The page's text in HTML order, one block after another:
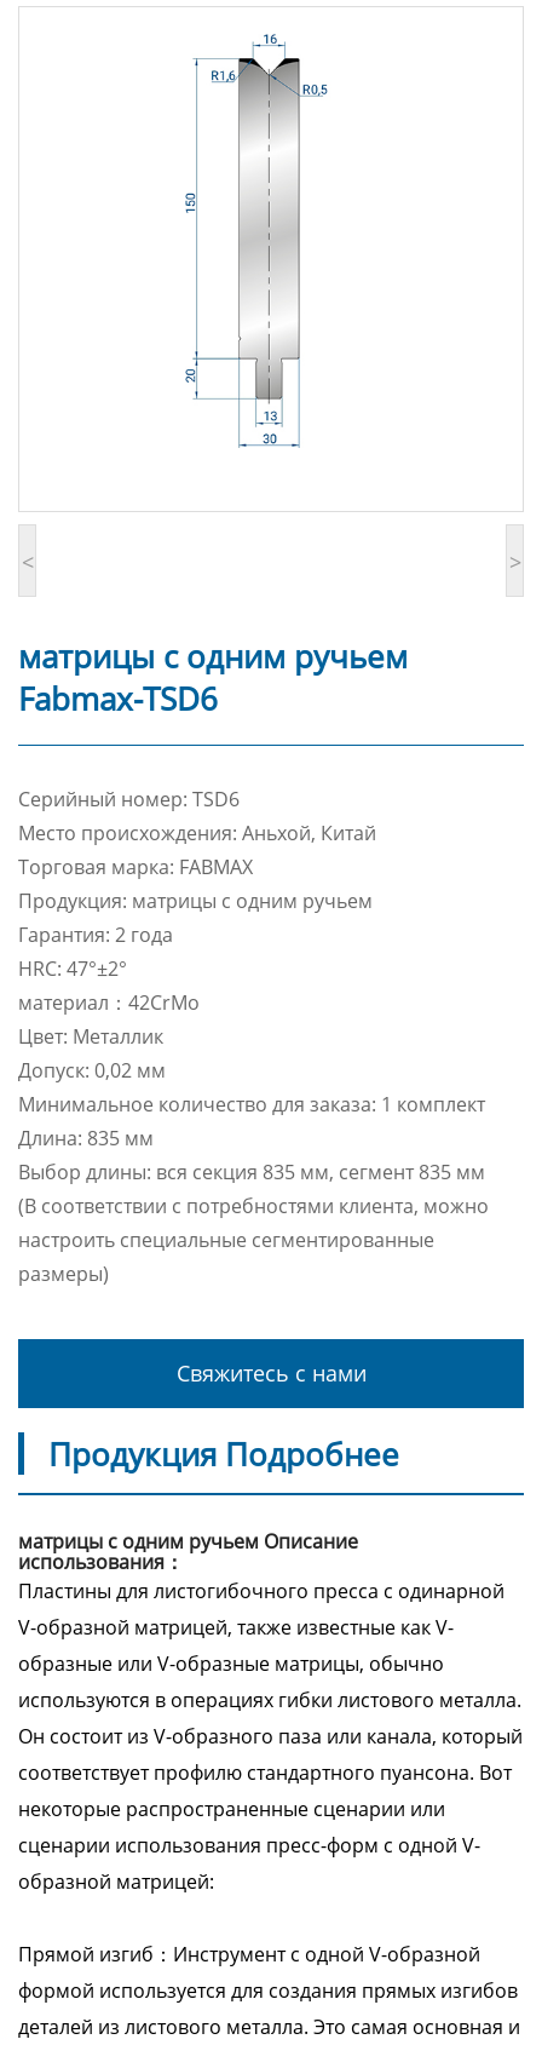
< >
матрицы с одним ручьем
Fabmax-TSD6
Cерийный номер: TSD6
Место происхождения: Аньхой, Китай
Торговая марка: FABMAX
Продукция: матрицы с одним ручьем
Гарантия: 2 года
HRC: 47°±2°
материал：42CrMo
Цвет: Металлик
Допуск: 0,02 мм
Минимальное количество для заказа: 1 комплект
Длина: 835 мм
Выбор длины: вся секция 835 мм, сегмент 835 мм
(В соответствии с потребностями клиента, можно
настроить специальные сегментированные
размеры)
Свяжитесь с нами
Продукция Подробнее
матрицы с одним ручьем Описание
использования：
Пластины для листогибочного пресса с одинарной
V-образной матрицей, также известные как V-
образные или V-образные матрицы, обычно
используются в операциях гибки листового металла.
Он состоит из V-образного паза или канала, который
соответствует профилю стандартного пуансона. Вот
некоторые распространенные сценарии или
сценарии использования пресс-форм с одной V-
образной матрицей:
Прямой изгиб：Инструмент с одной V-образной
формой используется для создания прямых изгибов
деталей из листового металла. Это самая основная и